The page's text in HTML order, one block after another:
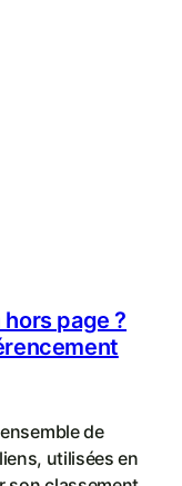
page ?
de
utilisées en